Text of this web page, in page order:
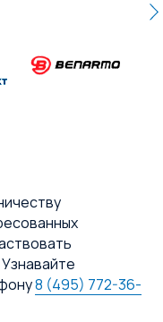
8 (495) 772-36-